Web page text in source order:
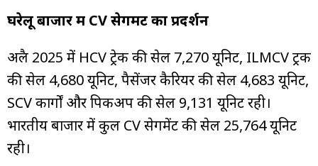
घरेलू बाजार में CV सेगमेंट का प्रदर्शन
अप्रैल 2025 में HCV ट्रेक की सेल 7,270 यूनिट, ILMCV ट्रक
की सेल 4,680 यूनिट, पैसेंजर कैरियर की सेल 4,683 यूनिट,
SCV कार्गों और पिकअप की सेल 9,131 यूनिट रही।
भारतीय बाजार में कुल CV सेगमेंट की सेल 25,764 यूनिट
रही।